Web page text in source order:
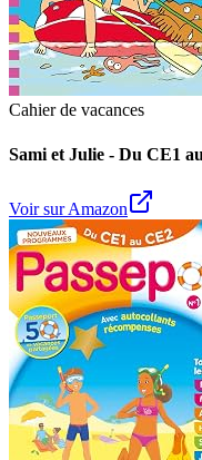
Cahier de vacances
Sami et Julie - Du CE1
Voir sur Amazon